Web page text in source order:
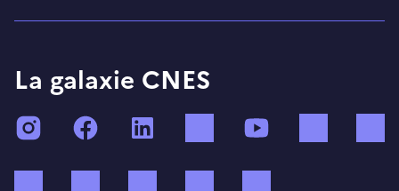
La galaxie CNES
InstagramFacebook TikTok